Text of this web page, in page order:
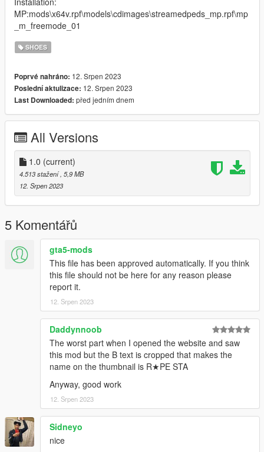
MP:mods\x64v.rpf\models\cdimages\streamedpeds_mp.rpf\mp
_m_freemode_01
SHOES
Poprvé nahráno: 12. Srpen 2023
Poslední aktulizace: 12. Srpen 2023
Last Downloaded: před jedním dnem
All Versions
1.0 (current)
4.513 stažení , 5,9 MB
12. Srpen 2023
5 Komentářů
gta5-mods
This file has been approved automatically. If you think
this file should not be here for any reason please
report it.
12. Srpen 2023
Daddynnoob
The worst part when I opened the website and saw
this mod but the B text is cropped that makes the
name on the thumbnail is R★PE STA
Anyway, good work
12. Srpen 2023
Sidneyo
nice